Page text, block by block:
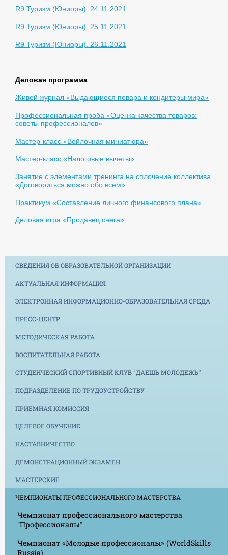
R9 Туризм (Юниоры). 24.11.2021
R9 Туризм (Юниоры). 25.11.2021
R9 Туризм (Юниоры). 26.11.2021
Деловая программа
Живой журнал «Выдающиеся повара и кондитеры мира»
Профессиональная проба «Оценка качества товаров:
советы профессионалов»
Мастер-класс «Войлочная миниатюра»
Мастер-класс «Налоговые вычеты»
Занятие с элементами тренинга на сплочение коллектива
«Договориться можно обо всем»
Практикум «Составление личного финансового плана»
Деловая игра «Продавец снега»
СВЕДЕНИЯ ОБ ОБРАЗОВАТЕЛЬНОЙ ОРГАНИЗАЦИИ
АКТУАЛЬНАЯ ИНФОРМАЦИЯ
ЭЛЕКТРОННАЯ ИНФОРМАЦИОННО-ОБРАЗОВАТЕЛЬНАЯ СРЕДА
ПРЕСС-ЦЕНТР
МЕТОДИЧЕСКАЯ РАБОТА
ВОСПИТАТЕЛЬНАЯ РАБОТА
СТУДЕНЧЕСКИЙ СПОРТИВНЫЙ КЛУБ "ДАЕШЬ МОЛОДЕЖЬ"
ПОДРАЗДЕЛЕНИЕ ПО ТРУДОУСТРОЙСТВУ
ПРИЕМНАЯ КОМИССИЯ
ЦЕЛЕВОЕ ОБУЧЕНИЕ
НАСТАВНИЧЕСТВО
ДЕМОНСТРАЦИОННЫЙ ЭКЗАМЕН
МАСТЕРСКИЕ
ЧЕМПИОНАТЫ ПРОФЕССИОНАЛЬНОГО МАСТЕРСТВА
Чемпионат профессионального мастерства
"Профессионалы"
Чемпионат «Молодые профессионалы» (WorldSkills
Russia)